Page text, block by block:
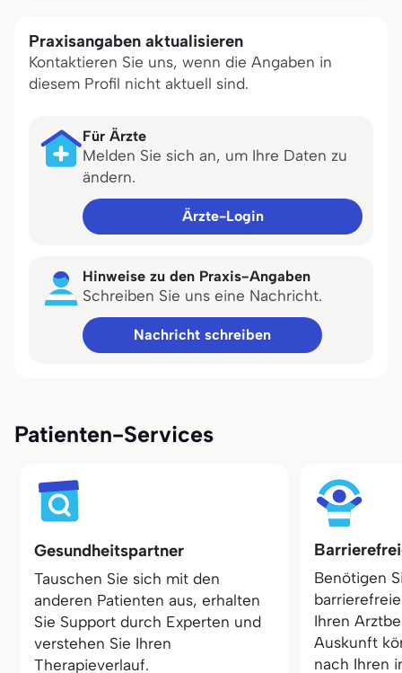
Praxisangaben aktualisieren
Kontaktieren Sie uns, wenn die Angaben in
diesem Profil nicht aktuell sind.
Für Ärzte
Melden Sie sich an, um Ihre Daten zu
ändern.
Ärzte-Login
Hinweise zu den Praxis-Angaben
Schreiben Sie uns eine Nachricht.
Nachricht schreiben
Patienten-Services
Gesundheitspartner
Tauschen Sie sich mit den
anderen Patienten aus, erhalten
Sie Support durch Experten und
verstehen Sie Ihren
Therapieverlauf.
Benötigen
Ihren
Auskunft
nach Ihren